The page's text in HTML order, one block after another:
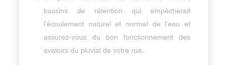
bassins de rétention qui empêcherait
l’écoulement naturel et normal de l’eau et
assurez-vous du bon fonctionnement des
avaloirs du pluvial de votre rue.